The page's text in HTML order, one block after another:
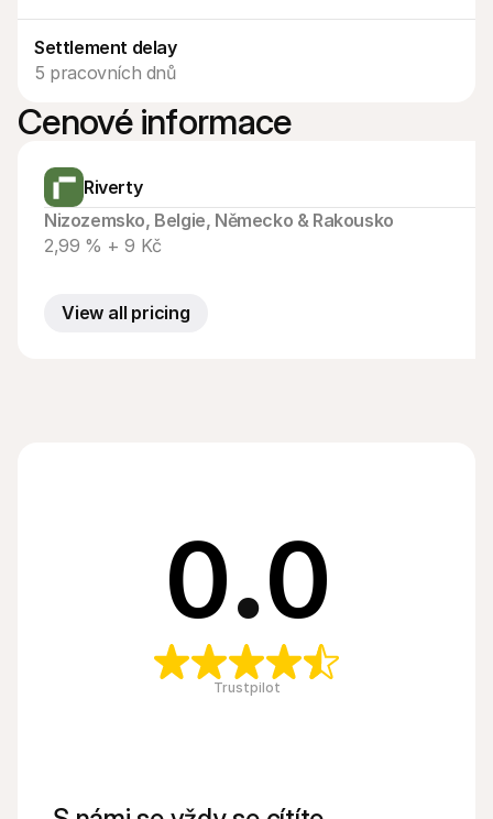
Settlement delay
5 pracovních dnů
Cenové informace
Riverty
Nizozemsko, Belgie, Německo & Rakousko
2,99 % + 9 Kč
View all pricing
0.0
Trustpilot
Pro nakupující
Zjistěte, proč se Mollie objevila na vašem bankovním výpisu
Pro zákazníky Mollie
Obraťte se na náš tým zákaznické podpory
Zjistěte, jak můžeme pomoci vašemu podnikání